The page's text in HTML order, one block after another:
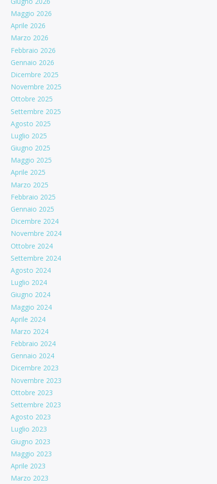
Maggio 2026
Aprile 2026
Marzo 2026
Febbraio 2026
Gennaio 2026
Dicembre 2025
Novembre 2025
Ottobre 2025
Settembre 2025
Agosto 2025
Luglio 2025
Giugno 2025
Maggio 2025
Aprile 2025
Marzo 2025
Febbraio 2025
Gennaio 2025
Dicembre 2024
Novembre 2024
Ottobre 2024
Settembre 2024
Agosto 2024
Luglio 2024
Giugno 2024
Maggio 2024
Aprile 2024
Marzo 2024
Febbraio 2024
Gennaio 2024
Dicembre 2023
Novembre 2023
Ottobre 2023
Settembre 2023
Agosto 2023
Luglio 2023
Giugno 2023
Maggio 2023
Aprile 2023
Marzo 2023